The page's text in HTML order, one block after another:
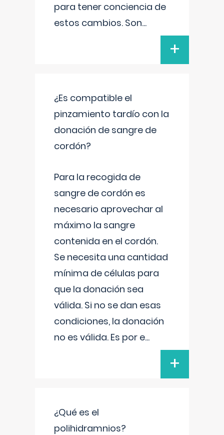
para tener conciencia de
estos cambios. Son...
+
¿Es compatible el
pinzamiento tardío con la
donación de sangre de
cordón?
Para la recogida de
sangre de cordón es
necesario aprovechar al
máximo la sangre
contenida en el cordón.
Se necesita una cantidad
mínima de células para
que la donación sea
válida. Si no se dan esas
condiciones, la donación
no es válida. Es por e...
+
¿Qué es el
polihidramnios?